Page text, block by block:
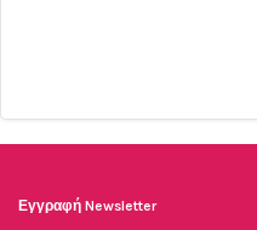
Εγγραφή Newsletter